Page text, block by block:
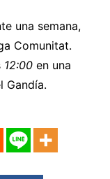
una semana,
Comunitat.
12:00en una
Gandía.